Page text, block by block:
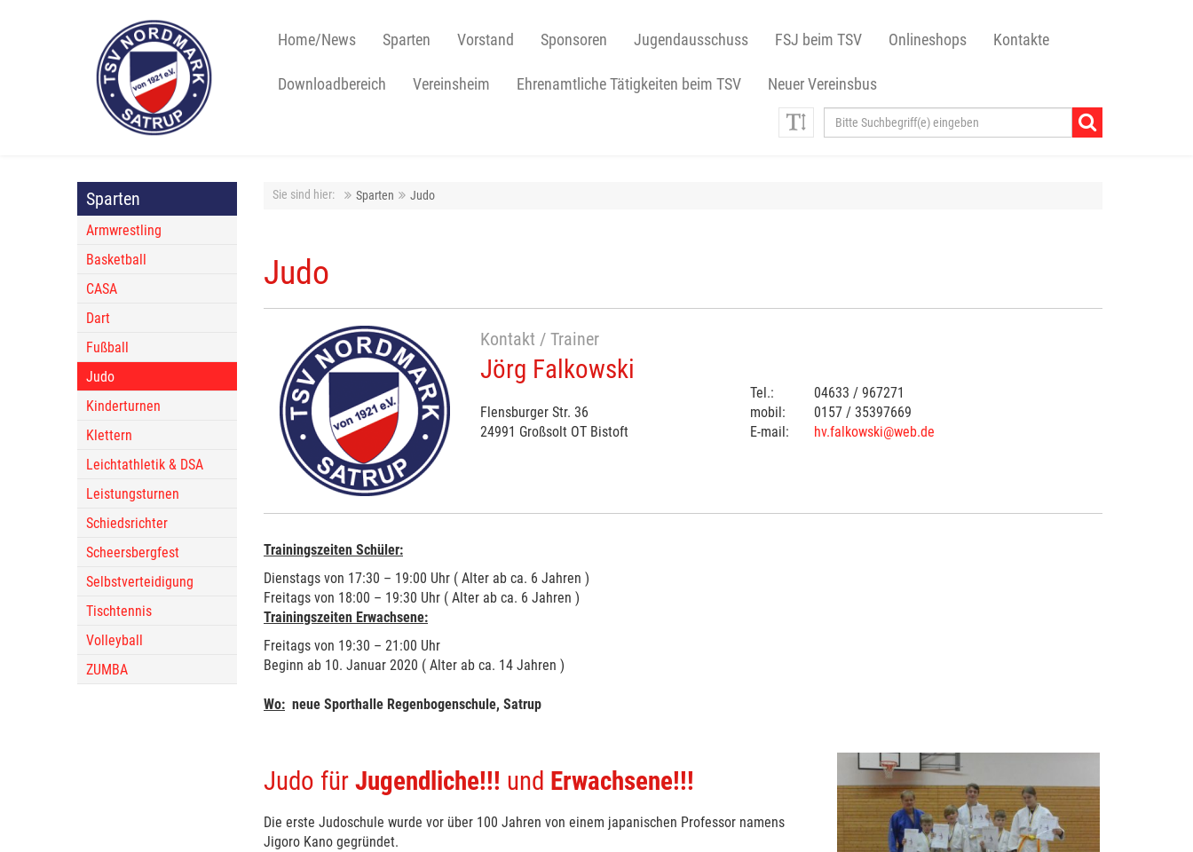
Home/News Sparten Vorstand Sponsoren Jugendausschuss FSJ beim TSV Onlineshops Kontakte
Downloadbereich Vereinsheim Ehrenamtliche Tätigkeiten beim TSV Neuer Vereinsbus
Sie sind hier: Sparten Judo
Judo
Kontakt / Trainer
Jörg Falkowski
Flensburger Str. 36
24991 Großsolt OT Bistoft
Tel.:
04633 / 967271
mobil:
0157 / 35397669
E-mail:
hv.falkowski@web.de
Trainingszeiten Schüler:
Dienstags von 17:30 – 19:00 Uhr ( Alter ab ca. 6 Jahren )
Freitags von 18:00 – 19:30 Uhr ( Alter ab ca. 6 Jahren )
Trainingszeiten Erwachsene:
Freitags von 19:30 – 21:00 Uhr
Beginn ab 10. Januar 2020 ( Alter ab ca. 14 Jahren )
Wo: neue Sporthalle Regenbogenschule, Satrup
Judo für Jugendliche!!! und Erwachsene!!!
Die erste Judoschule wurde vor über 100 Jahren von einem japanischen Professor namens
Jigoro Kano gegründet.
Sparten
Armwrestling
Basketball
CASA
Dart
Fußball
Judo
Kinderturnen
Klettern
Leichtathletik & DSA
Leistungsturnen
Schiedsrichter
Scheersbergfest
Selbstverteidigung
Tischtennis
Volleyball
ZUMBA